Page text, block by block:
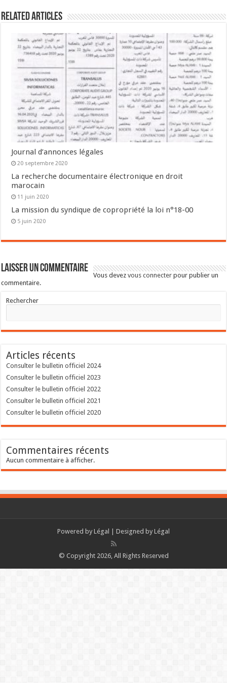
Related Articles
Journal d’annonces légales
20 septembre 2020
La recherche documentaire électronique en droit
marocain
11 juin 2020
La mission du syndique de copropriété la loi n°18-00
5 juin 2020
Laisser un commentaire
Vous devezvous connecter pour publier un
commentaire.
Rechercher
Articles récents
Consulter le bulletin officiel 2024
Consulter le bulletin officiel 2023
Consulter le bulletin officiel 2022
Consulter le bulletin officiel 2021
Consulter le bulletin officiel 2020
Commentaires récents
Aucun commentaire à afficher.
Powered by Légal | Designed by Légal
© Copyright 2026, All Rights Reserved